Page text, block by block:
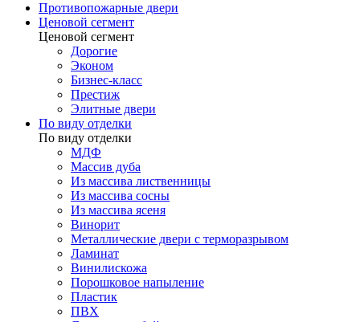
Противопожарные двери
Ценовой сегмент
Ценовой сегмент
Дорогие
Эконом
Бизнес-класс
Престиж
Элитные двери
По виду отделки
По виду отделки
МДФ
Массив дуба
Из массива лиственницы
Из массива сосны
Из массива ясеня
Винорит
Металлические двери с терморазрывом
Ламинат
Винилискожа
Порошковое напыление
Пластик
ПВХ